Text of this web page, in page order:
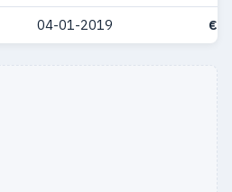
04-01-2019 €